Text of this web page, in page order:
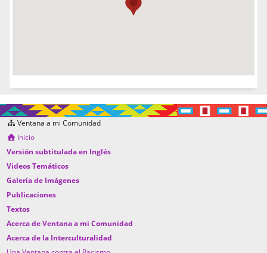
Ventana a mi Comunidad
Inicio
Versión subtitulada en Inglés
Videos Temáticos
Galería de Imágenes
Publicaciones
Textos
Acerca de Ventana a mi Comunidad
Acerca de la Interculturalidad